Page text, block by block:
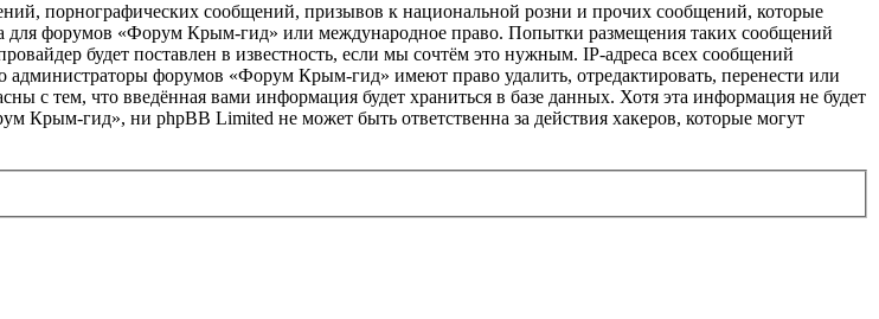
порнографических сообщений, призывов к национальной розни и прочих сообщений, которые
для форумов «Форум Крым-гид» или международное право. Попытки размещения таких сообщений
будет поставлен в известность, если мы сочтём это нужным. IP-адреса всех сообщений
администраторы форумов «Форум Крым-гид» имеют право удалить, отредактировать, перенести или
с тем, что введённая вами информация будет храниться в базе данных. Хотя эта информация не будет
Крым-гид», ни phpBB Limited не может быть ответственна за действия хакеров, которые могут